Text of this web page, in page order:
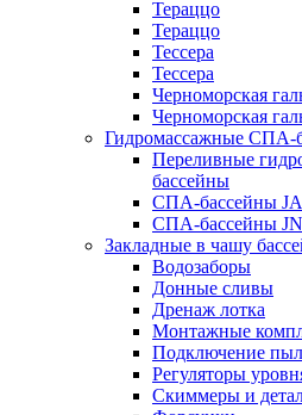
Тераццо
Тераццо
Тессера
Тессера
Черноморская
Черноморская
Гидромассажные СПА-
Переливные
бассейны
СПА-бассейны
СПА-бассейны
Закладные в чашу
Водозаборы
Донные сливы
Дренаж лотка
Монтажные
Подключение
Регуляторы
Скиммеры и